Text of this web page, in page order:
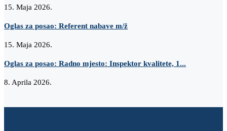
15. Maja 2026.
Oglas za posao: Referent nabave m/ž
15. Maja 2026.
Oglas za posao: Radno mjesto: Inspektor kvalitete, 1...
8. Aprila 2026.